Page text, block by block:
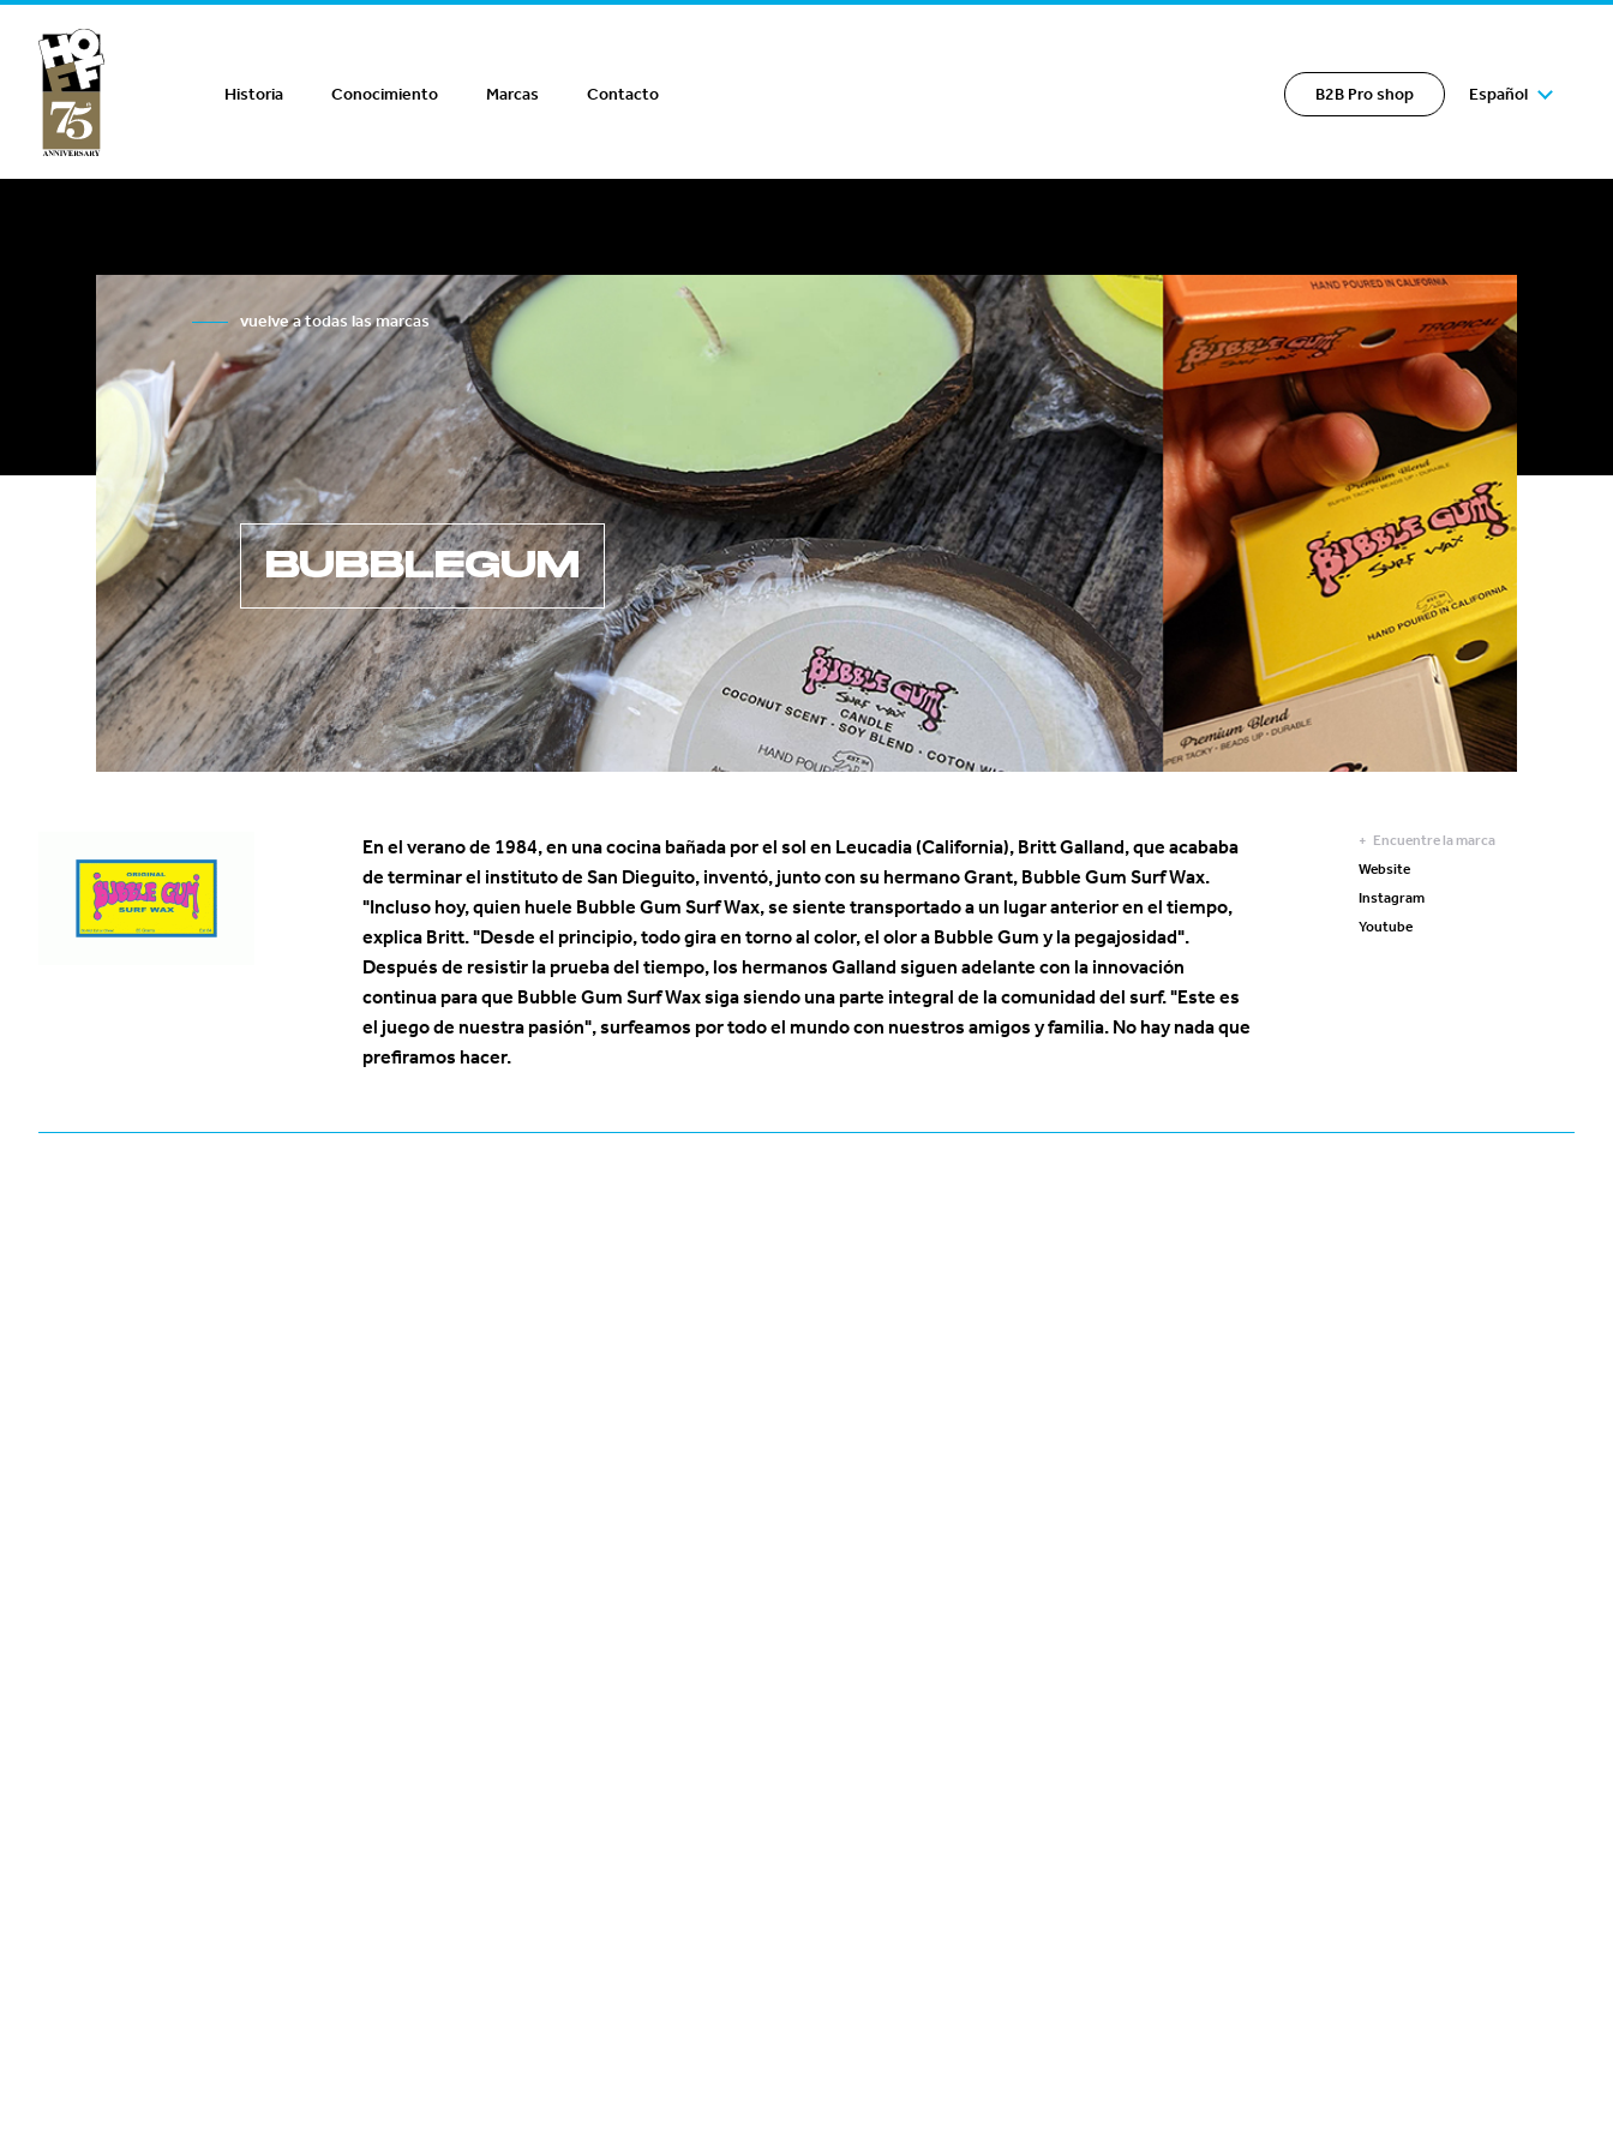
Hoff Distribution
Historia Conocimiento Marcas Contacto B2B Pro shop Español
vuelve a todas las marcas
BUBBLEGUM
En el verano de 1984, en una cocina bañada por el sol en Leucadia (California), Britt Galland, que acababa
de terminar el instituto de San Dieguito, inventó, junto con su hermano Grant, Bubble Gum Surf Wax.
"Incluso hoy, quien huele Bubble Gum Surf Wax, se siente transportado a un lugar anterior en el tiempo,
explica Britt. "Desde el principio, todo gira en torno al color, el olor a Bubble Gum y la pegajosidad".
Después de resistir la prueba del tiempo, los hermanos Galland siguen adelante con la innovación
continua para que Bubble Gum Surf Wax siga siendo una parte integral de la comunidad del surf. "Este es
el juego de nuestra pasión", surfeamos por todo el mundo con nuestros amigos y familia. No hay nada que
prefiramos hacer.
Encuentre la marca
Website
Instagram
Youtube